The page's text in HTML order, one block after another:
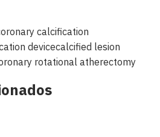
calcification
devicecalcified lesion
rotational atherectomy